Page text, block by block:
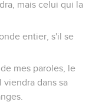
mais celui qui la
entier, s'il se
mes paroles, le
dans sa